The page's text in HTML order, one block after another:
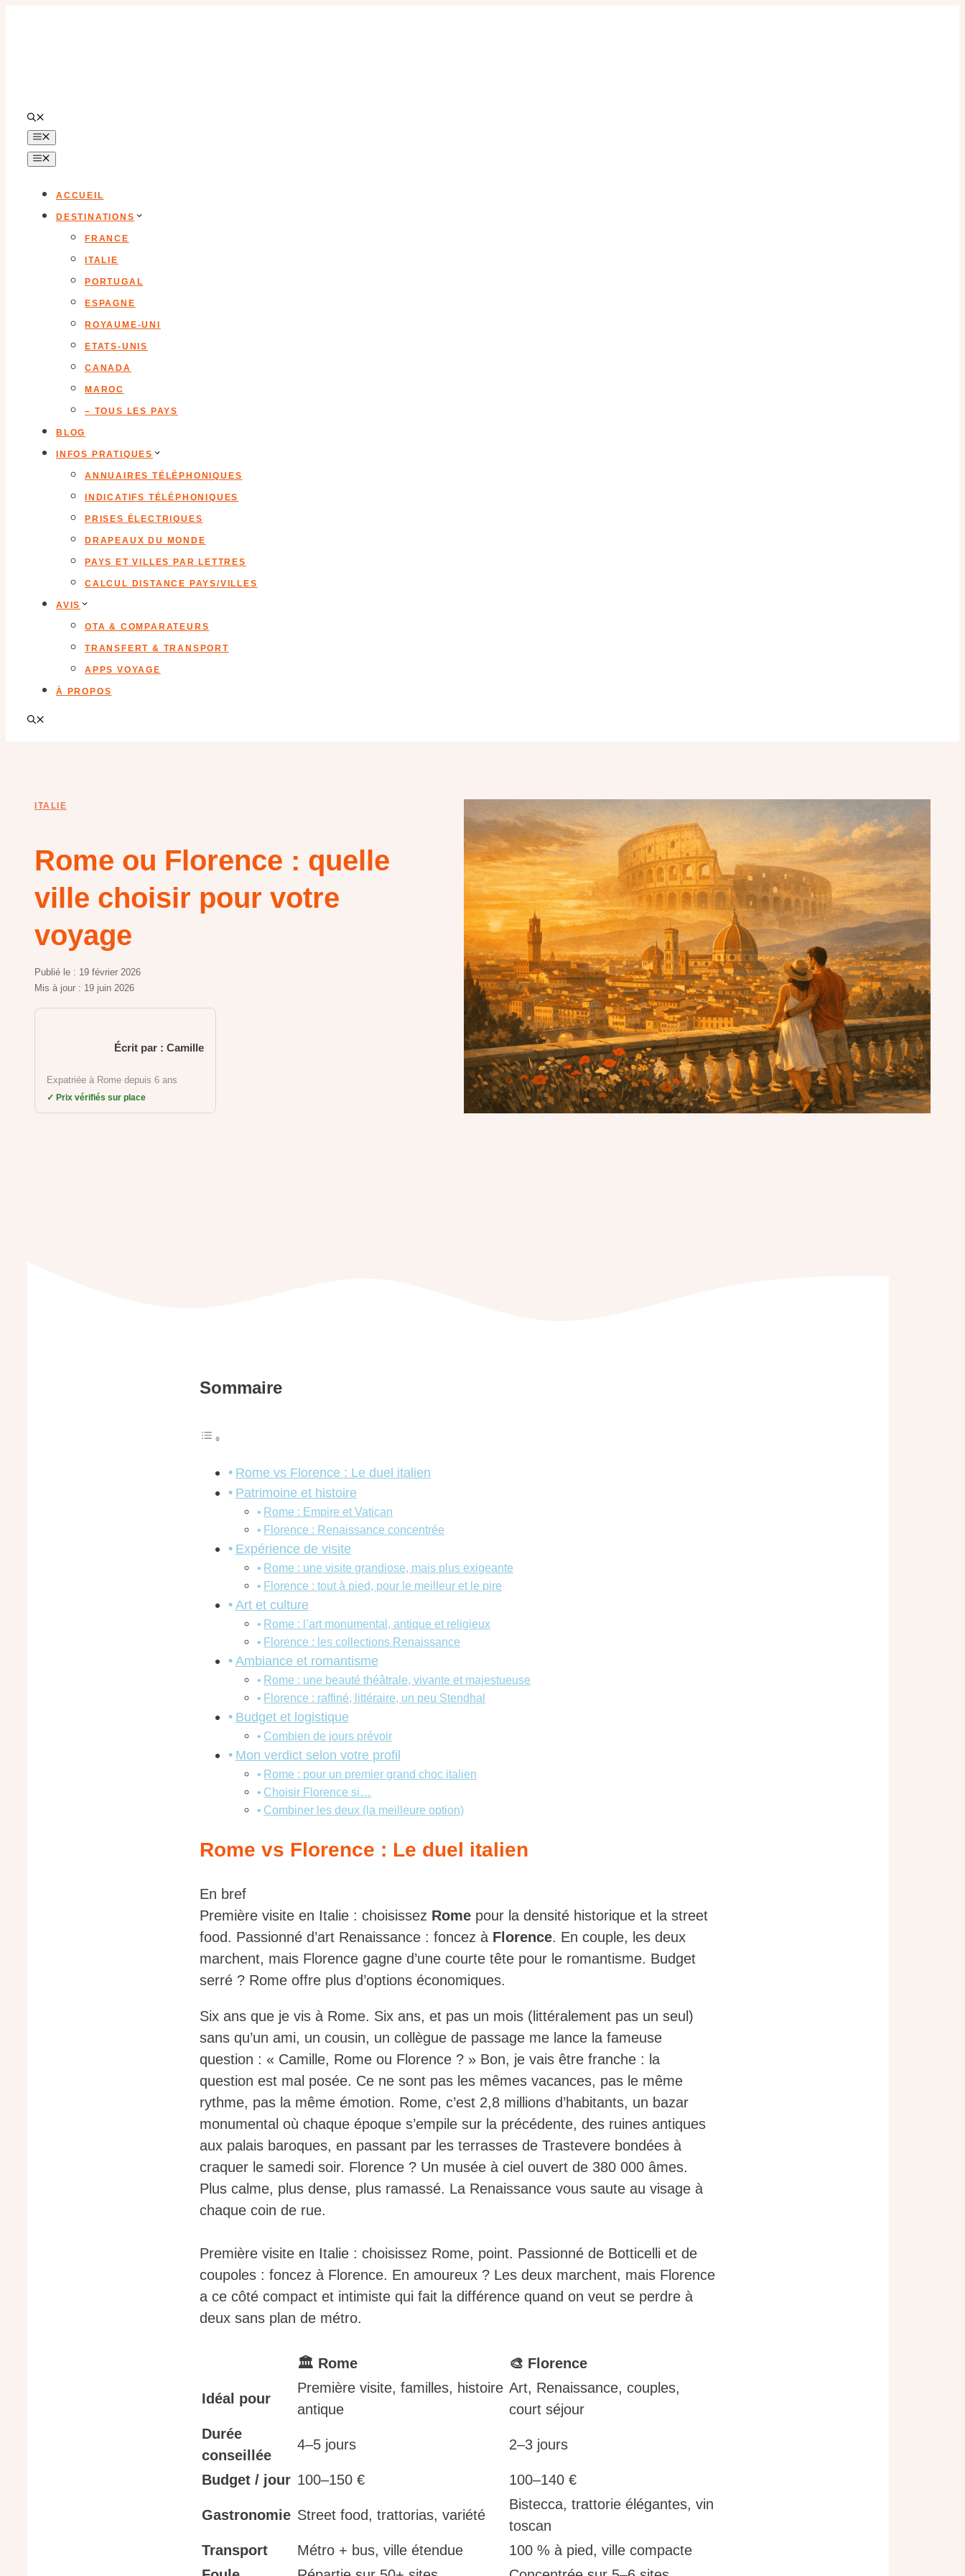
ACCUEIL
DESTINATIONS
FRANCE
ITALIE
PORTUGAL
ESPAGNE
ROYAUME-UNI
ETATS-UNIS
CANADA
MAROC
– TOUS LES PAYS
BLOG
INFOS PRATIQUES
ANNUAIRES TÉLÉPHONIQUES
INDICATIFS TÉLÉPHONIQUES
PRISES ÉLECTRIQUES
DRAPEAUX DU MONDE
PAYS ET VILLES PAR LETTRES
CALCUL DISTANCE PAYS/VILLES
AVIS
OTA & COMPARATEURS
TRANSFERT & TRANSPORT
APPS VOYAGE
À PROPOS
ITALIE
Rome ou Florence : quelle
ville choisir pour votre
voyage
Publié le : 19 février 2026
Mis à jour : 19 juin 2026
Écrit par : Camille
Expatriée à Rome depuis 6 ans
✓ Prix vérifiés sur place
Sommaire
Rome vs Florence : Le duel italien
Patrimoine et histoire
Rome : Empire et Vatican
Florence : Renaissance concentrée
Expérience de visite
Rome : une visite grandiose, mais plus exigeante
Florence : tout à pied, pour le meilleur et le pire
Art et culture
Rome : l’art monumental, antique et religieux
Florence : les collections Renaissance
Ambiance et romantisme
Rome : une beauté théâtrale, vivante et majestueuse
Florence : raffiné, littéraire, un peu Stendhal
Budget et logistique
Combien de jours prévoir
Mon verdict selon votre profil
Rome : pour un premier grand choc italien
Choisir Florence si…
Combiner les deux (la meilleure option)
Rome vs Florence : Le duel italien
En bref
Première visite en Italie : choisissez Rome pour la densité historique et la street
food. Passionné d’art Renaissance : foncez à Florence. En couple, les deux
marchent, mais Florence gagne d’une courte tête pour le romantisme. Budget
serré ? Rome offre plus d’options économiques.
Six ans que je vis à Rome. Six ans, et pas un mois (littéralement pas un seul)
sans qu’un ami, un cousin, un collègue de passage me lance la fameuse
question : « Camille, Rome ou Florence ? » Bon, je vais être franche : la
question est mal posée. Ce ne sont pas les mêmes vacances, pas le même
rythme, pas la même émotion. Rome, c’est 2,8 millions d’habitants, un bazar
monumental où chaque époque s’empile sur la précédente, des ruines antiques
aux palais baroques, en passant par les terrasses de Trastevere bondées à
craquer le samedi soir. Florence ? Un musée à ciel ouvert de 380 000 âmes.
Plus calme, plus dense, plus ramassé. La Renaissance vous saute au visage à
chaque coin de rue.
Première visite en Italie : choisissez Rome, point. Passionné de Botticelli et de
coupoles : foncez à Florence. En amoureux ? Les deux marchent, mais Florence
a ce côté compact et intimiste qui fait la différence quand on veut se perdre à
deux sans plan de métro.
🏛️ Rome 🎨 Florence
Idéal pour
Première visite, familles, histoire
antique
Art, Renaissance, couples,
court séjour
Durée
conseillée
4–5 jours 2–3 jours
Budget / jour 100–150 € 100–140 €
Gastronomie Street food, trattorias, variété
Bistecca, trattorie élégantes, vin
toscan
Transport
Métro + bus, ville étendue
100 % à pied, ville compacte